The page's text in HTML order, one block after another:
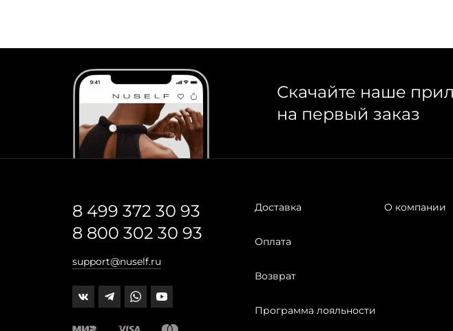
Скачайте наше
на первый заказ
8 499 372 30 93
8 800 302 30 93
support@nuself.ru
Доставка
Оплата
Возврат
Программа лояльности
О компании